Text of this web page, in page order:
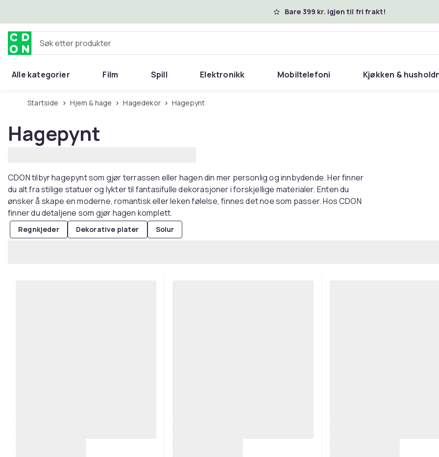
Bare 399 kr. igjen til fri frakt!
Søk etter produkter
Alle kategorier Film Spill Elektronikk Mobiltelefoni Kjøkken &
Startside Hjem & hage Hagedekor Hagepynt
Hagepynt
CDON tilbyr hagepynt som gjør terrassen eller hagen din mer personlig og innbydende. Her finner
du alt fra stilige statuer og lykter til fantasifulle dekorasjoner i forskjellige materialer. Enten du
ønsker å skape en moderne, romantisk eller leken følelse, finnes det noe som passer. Hos CDON
finner du detaljene som gjør hagen komplett.
Regnkjeder Dekorative plater Solur